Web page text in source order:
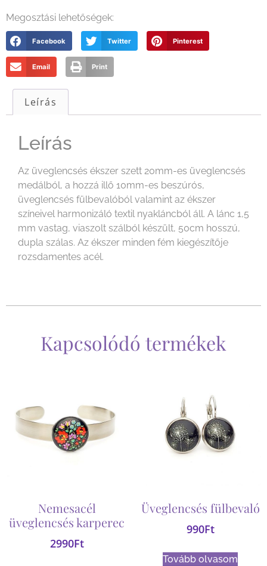
Megosztási lehetőségek:
Facebook Twitter Pinterest
Email Print
Leírás
Leírás
Az üveglencsés ékszer szett 20mm-es üveglencsés
medálból, a hozzá illő 10mm-es beszúrós,
üveglencsés fülbevalóból valamint az ékszer
színeivel harmonizáló textil nyakláncból áll. A lánc 1,5
mm vastag, viaszolt szálból készült, 50cm hosszú,
dupla szálas. Az ékszer minden fém kiegészítője
rozsdamentes acél.
Kapcsolódó termékek
Nemesacél
üveglencsés karperec
2990Ft
Üveglencsés fülbevaló
990Ft
Tovább olvasom